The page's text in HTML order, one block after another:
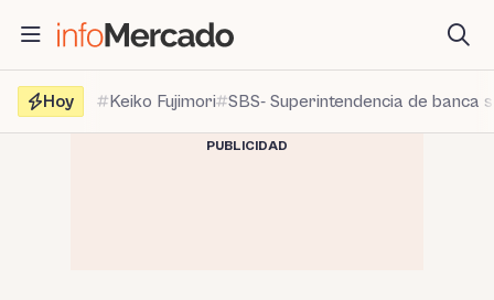
contenido
Hoy
Keiko Fujimori SBS- Superintendencia de banca
PUBLICIDAD